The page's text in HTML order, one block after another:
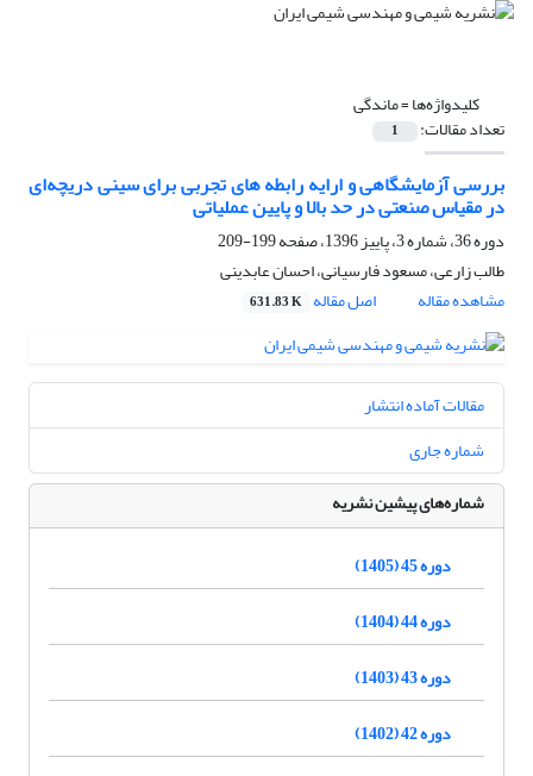
کلیدواژه‌ها =ماندگی
تعداد مقالات: 1
بررسی آزمایشگاهی و ارایه رابطه های تجربی برای سینی دریچه‌ای
در مقیاس صنعتی در حد بالا و پایین عملیاتی
دوره 36، شماره 3، پاییز 1396، صفحه
199-209
طالب زارعی، مسعود فارسیانی، احسان عابدینی
مشاهده مقاله
اصل مقاله 631.83 K
مقالات آماده انتشار
شماره جاری
شماره‌های پیشین نشریه
دوره 45 (1405)
دوره 44 (1404)
دوره 43 (1403)
دوره 42 (1402)